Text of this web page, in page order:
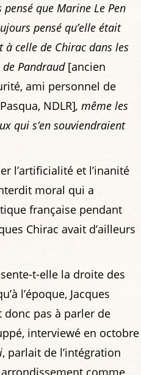
pensé que Marine Le Pen
pensé qu’elle était
à celle de Chirac dans les
de Pandraud[ancien
ami personnel de
NDLR], même les
qui s’en souviendraient
l’artificialité et l’inanité
moral qui a
française pendant
Chirac avait d’ailleurs
t-elle la droite des
l’époque, Jacques
donc pas à parler de
interviewé en octobre
, parlait de l’intégration
arrondissement comme